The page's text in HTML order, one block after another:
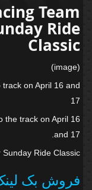
Team
Ride
Classic
track on April 16 and
to the track on April 16
and 17.
Sunday Ride Classic
فروش بک لینک